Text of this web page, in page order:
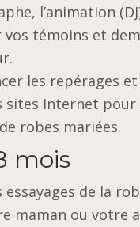
l’animation
vos témoins et
les repérages
sites Internet pour
robes mariées.
mois
essayages de la
maman ou votre